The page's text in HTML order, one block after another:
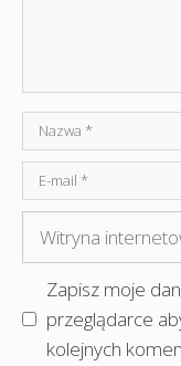
Nazwa
mail
internetowa
Zapisz moje
przeglądarce
kolejnych